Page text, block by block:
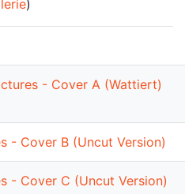
)
- Cover A (Wattiert)
- Cover B (Uncut Version)
- Cover C (Uncut Version)